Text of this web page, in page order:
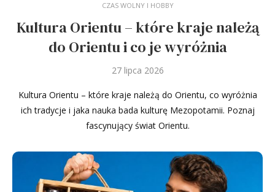
CZAS WOLNY I HOBBY
Kultura Orientu – które kraje należą
do Orientu i co je wyróżnia
27 lipca 2026
Kultura Orientu – które kraje należą do Orientu, co wyróżnia
ich tradycje i jaka nauka bada kulturę Mezopotamii. Poznaj
fascynujący świat Orientu.